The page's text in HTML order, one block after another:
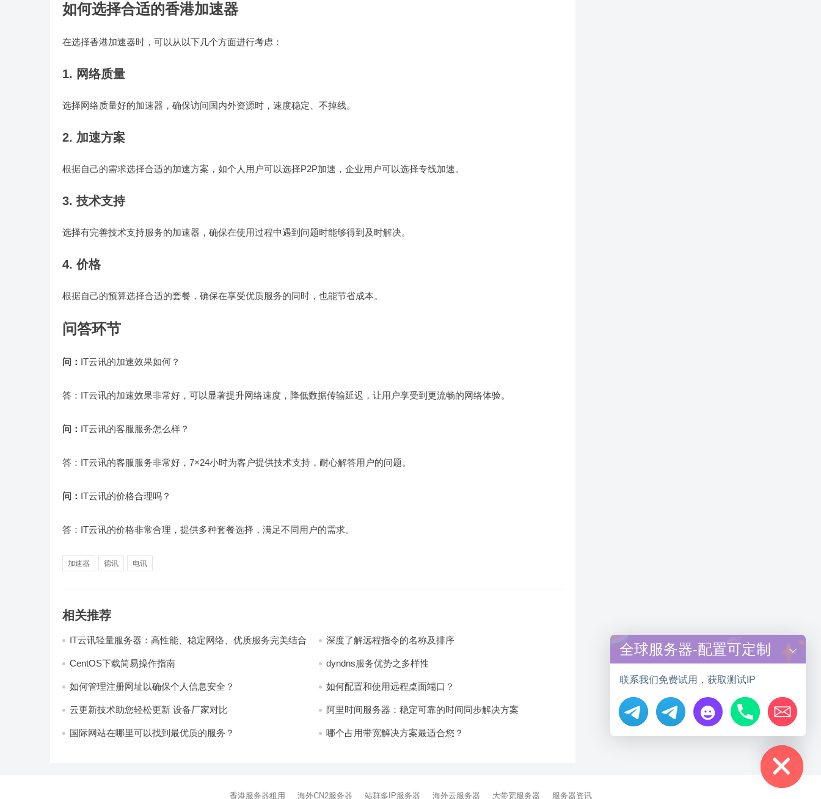
如何选择合适的香港加速器
在选择香港加速器时，可以从以下几个方面进行考虑：
1. 网络质量
选择网络质量好的加速器，确保访问国内外资源时，速度稳定、不掉线。
2. 加速方案
根据自己的需求选择合适的加速方案，如个人用户可以选择P2P加速，企业用户可以选择专线加速。
3. 技术支持
选择有完善技术支持服务的加速器，确保在使用过程中遇到问题时能够得到及时解决。
4. 价格
根据自己的预算选择合适的套餐，确保在享受优质服务的同时，也能节省成本。
问答环节
问： IT云讯的加速效果如何？
答：IT云讯的加速效果非常好，可以显著提升网络速度，降低数据传输延迟，让用户享受到更流畅的网络体验。
问： IT云讯的客服服务怎么样？
答：IT云讯的客服服务非常好，7×24小时为客户提供技术支持，耐心解答用户的问题。
问： IT云讯的价格合理吗？
答：IT云讯的价格非常合理，提供多种套餐选择，满足不同用户的需求。
加速器 德讯 电讯
相关推荐
IT云讯轻量服务器：高性能、稳定网络、优质服务完美结合 深度了解远程指令的名称及排序
CentOS下载简易操作指南 dyndns服务优势之多样性
如何管理注册网址以确保个人信息安全？ 如何配置和使用远程桌面端口？
云更新技术助您轻松更新 设备厂家对比 阿里时间服务器：稳定可靠的时间同步解决方案
国际网站在哪里可以找到最优质的服务？ 哪个占用带宽解决方案最适合您？
香港服务器租用 海外CN2服务器 站群多IP服务器 海外云服务器 大带宽服务器 服务器资讯
Hide chaty
全球服务器-配置可定制
联系我们免费试用，获取测试IP